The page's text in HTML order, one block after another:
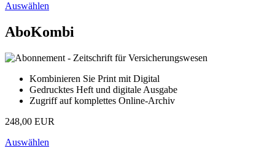
Auswählen
AboKombi
Kombinieren Sie Print mit Digital
Gedrucktes Heft und digitale Ausgabe
Zugriff auf komplettes Online-Archiv
248,00 EUR
Auswählen